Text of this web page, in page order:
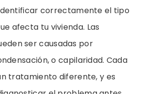
correctamente el tipo
afecta tu vivienda. Las
ser causadas por
o capilaridad. Cada
tratamiento diferente, y es